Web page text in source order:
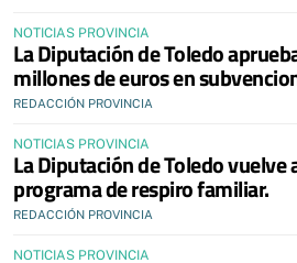
NOTICIAS PROVINCIA
La Diputación de Toledo
millones de euros en
REDACCIÓN PROVINCIA
NOTICIAS PROVINCIA
La Diputación de Toledo vuelve
programa de respiro familiar.
REDACCIÓN PROVINCIA
NOTICIAS PROVINCIA